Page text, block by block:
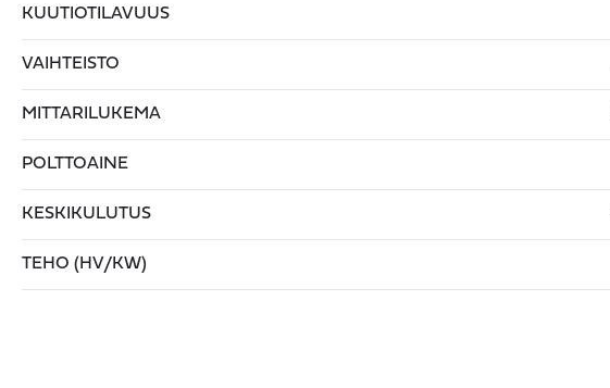
KUUTIOTILAVUUS
VAIHTEISTO
MITTARILUKEMA
POLTTOAINE
KESKIKULUTUS
TEHO (HV/KW)